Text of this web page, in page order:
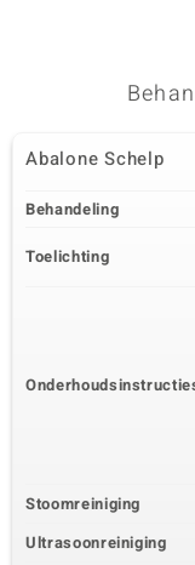
Abalone Schelp
Behandeling
Toelichting
Stoomreiniging
Ultrasoonreiniging